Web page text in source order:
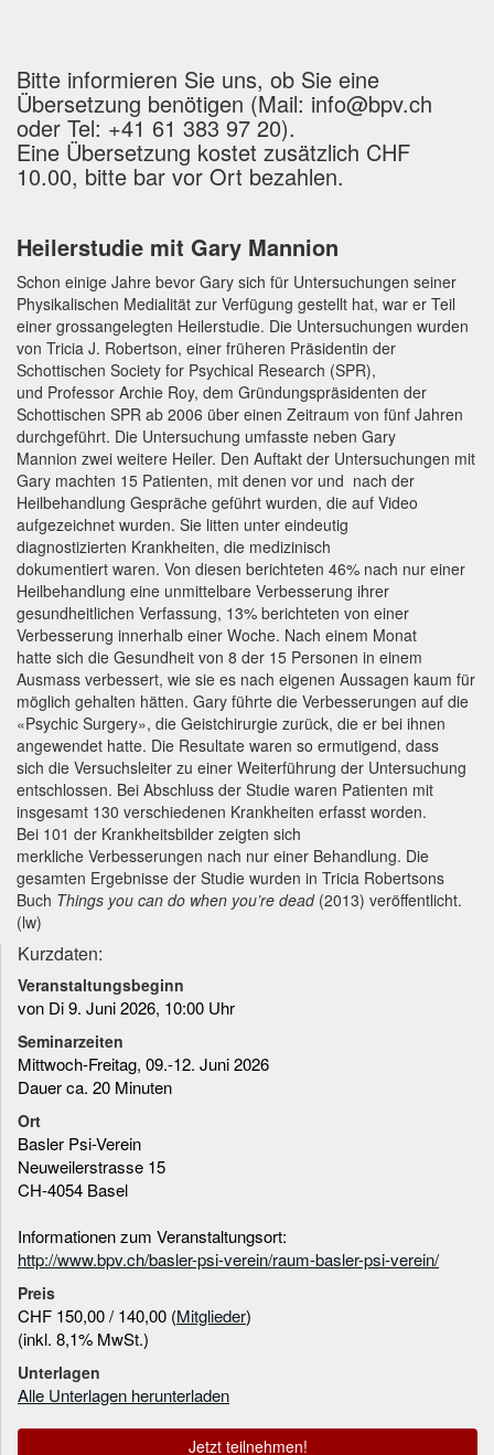
Bitte informieren Sie uns, ob Sie eine
Übersetzung benötigen (Mail: info@bpv.ch
oder Tel: +41 61 383 97 20).
Eine Übersetzung kostet zusätzlich CHF
10.00, bitte bar vor Ort bezahlen.
Heilerstudie mit Gary Mannion
Schon einige Jahre bevor Gary sich für Untersuchungen seiner
Physikalischen Medialität zur Verfügung gestellt hat, war er Teil
einer grossangelegten Heilerstudie. Die Untersuchungen wurden
von Tricia J. Robertson, einer früheren Präsidentin der
Schottischen Society for Psychical Research (SPR),
und Professor Archie Roy, dem Gründungspräsidenten der
Schottischen SPR ab 2006 über einen Zeitraum von fünf Jahren
durchgeführt. Die Untersuchung umfasste neben Gary
Mannion zwei weitere Heiler. Den Auftakt der Untersuchungen mit
Gary machten 15 Patienten, mit denen vor und nach der
Heilbehandlung Gespräche geführt wurden, die auf Video
aufgezeichnet wurden. Sie litten unter eindeutig
diagnostizierten Krankheiten, die medizinisch
dokumentiert waren. Von diesen berichteten 46% nach nur einer
Heilbehandlung eine unmittelbare Verbesserung ihrer
gesundheitlichen Verfassung, 13% berichteten von einer
Verbesserung innerhalb einer Woche. Nach einem Monat
hatte sich die Gesundheit von 8 der 15 Personen in einem
Ausmass verbessert, wie sie es nach eigenen Aussagen kaum für
möglich gehalten hätten. Gary führte die Verbesserungen auf die
«Psychic Surgery», die Geistchirurgie zurück, die er bei ihnen
angewendet hatte. Die Resultate waren so ermutigend, dass
sich die Versuchsleiter zu einer Weiterführung der Untersuchung
entschlossen. Bei Abschluss der Studie waren Patienten mit
insgesamt 130 verschiedenen Krankheiten erfasst worden.
Bei 101 der Krankheitsbilder zeigten sich
merkliche Verbesserungen nach nur einer Behandlung. Die
gesamten Ergebnisse der Studie wurden in Tricia Robertsons
Buch Things you can do when you’re dead(2013) veröffentlicht.
(lw)
Kurzdaten:
Veranstaltungsbeginn
von Di 9. Juni 2026, 10:00 Uhr
Seminarzeiten
Mittwoch-Freitag, 09.-12. Juni 2026
Dauer ca. 20 Minuten
Ort
Basler Psi-Verein
Neuweilerstrasse 15
CH-4054 Basel
Informationen zum Veranstaltungsort:
http://www.bpv.ch/basler-psi-verein/raum-basler-psi-verein/
Preis
CHF 150,00 / 140,00 (Mitglieder)
(inkl. 8,1% MwSt.)
Unterlagen
Alle Unterlagen herunterladen
Jetzt teilnehmen!